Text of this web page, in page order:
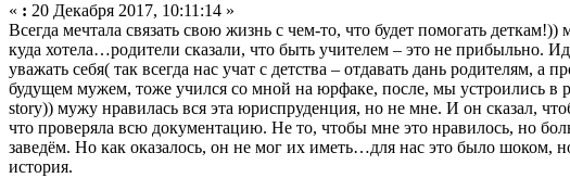
« : 20 Декабря 2017, 10:11:14 »
Всегда мечтала связать свою жизнь с чем-то, что будет помогать
куда хотела…родители сказали, что быть учителем – это не прибыльно.
уважать себя( так всегда нас учат с детства – отдавать дань родителям,
будущем мужем, тоже учился со мной на юрфаке, после, мы устроились в
story)) мужу нравилась вся эта юриспруденция, но не мне. И он сказал,
что проверяла всю документацию. Не то, чтобы мне это нравилось, но
заведём. Но как оказалось, он не мог их иметь…для нас это было шоком,
история.